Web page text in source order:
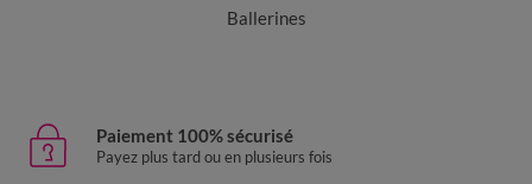
Ballerines
Paiement 100% sécurisé
Payez plus tard ou en plusieurs fois